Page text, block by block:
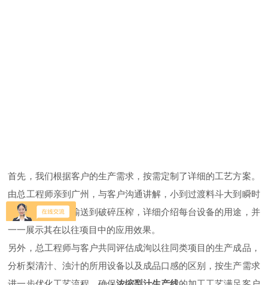
首先，我们根据客户的生产需求，按需定制了详细的工艺方案。
由总工程师亲到广州，与客户沟通讲解，小到过渡料斗大到瞬时
杀菌机，从清洗输送到破碎压榨，详细介绍每台设备的用途，并
一一展示其在以往项目中的应用效果。
另外，总工程师与客户共同评估成洵以往同类项目的生产成品，
分析梨清汁、浊汁的所用设备以及成品口感的区别，按生产需求